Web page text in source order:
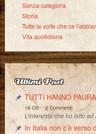
Senza categoria
Storia
Tutte le volte che ce
Vita quotidiana
Ultimi Post
TUTTI HANNO PAURA
16 Ott-2 Commenti
L’intervista che ho fatto
In Italia non c’è verso